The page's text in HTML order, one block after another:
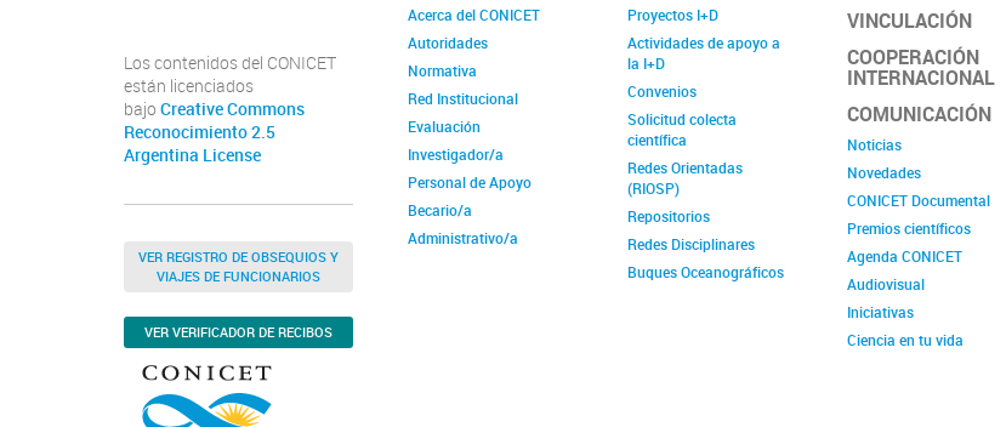
Los contenidos del CONICET
están licenciados
bajo Creative Commons
Reconocimiento 2.5
Argentina License
VER REGISTRO DE OBSEQUIOS Y
VIAJES DE FUNCIONARIOS
VER VERIFICADOR DE RECIBOS
Acerca del CONICET
Autoridades
Normativa
Red Institucional
Evaluación
Investigador/a
Personal de Apoyo
Becario/a
Administrativo/a
Proyectos I+D
Actividades de apoyo a
la I+D
Convenios
Solicitud colecta
científica
Redes Orientadas
(RIOSP)
Repositorios
Redes Disciplinares
Buques Oceanográficos
VINCULACIÓN
COOPERACIÓN
INTERNACIONAL
COMUNICACIÓN
Noticias
Novedades
CONICET Documental
Premios científicos
Agenda CONICET
Audiovisual
Iniciativas
Ciencia en tu vida